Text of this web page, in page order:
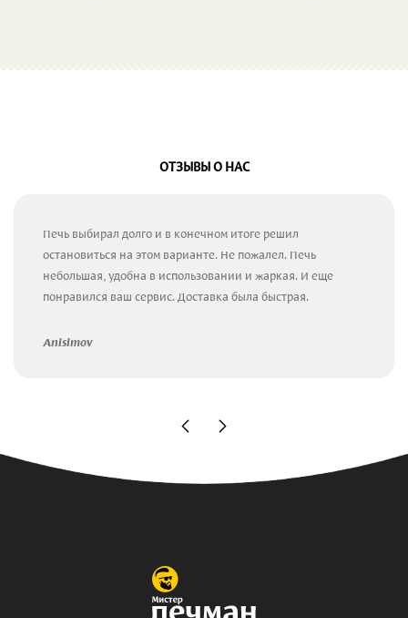
ОТЗЫВЫ О НАС
Печь выбирал долго и в конечном итоге решил
остановиться на этом варианте. Не пожалел. Печь
небольшая, удобна в использовании и жаркая. И еще
понравился ваш сервис. Доставка была быстрая.
Anisimov